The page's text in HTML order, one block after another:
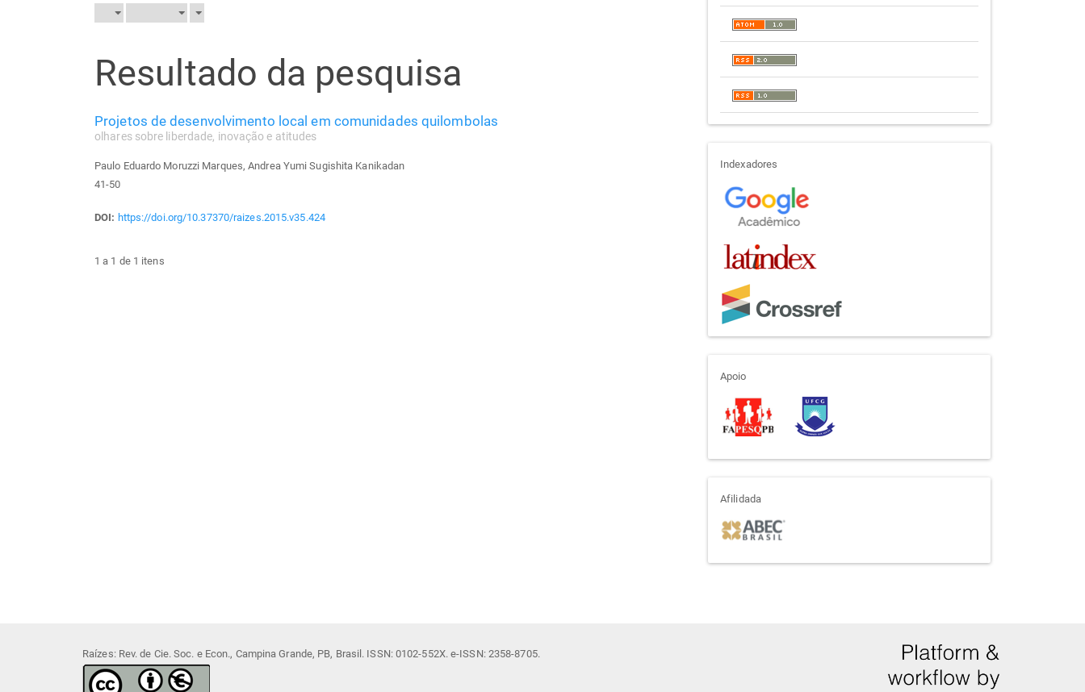
Resultado da pesquisa
Projetos de desenvolvimento local em comunidades quilombolas
olhares sobre liberdade, inovação e atitudes
Paulo Eduardo Moruzzi Marques, Andrea Yumi Sugishita Kanikadan
41-50
DOI: https://doi.org/10.37370/raizes.2015.v35.424
1 a 1 de 1 itens
indexadores
Indexadores
apoio
Apoio
afiliada
Afilidada
Raízes: Rev. de Cie. Soc. e Econ., Campina Grande, PB, Brasil. ISSN: 0102-552X. e-ISSN: 2358-8705.